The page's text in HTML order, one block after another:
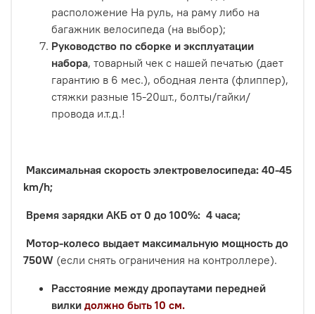
расположение На руль, на раму либо на
багажник велосипеда (на выбор);
Руководство по сборке и эксплуатации
набора, товарный чек с нашей печатью (дает
гарантию в 6 мес.), ободная лента (флиппер),
стяжки разные 15-20шт., болты/гайки/
провода и.т.д.!
Максимальная скорость электровелосипеда: 40-45
km/h;
Время зарядки АКБ от 0 до 100%: 4 часа;
Мотор-колесо выдает максимальную мощность до
750W (если снять ограничения на контроллере).
Расстояние между дропаутами передней
вилки должно быть 10 см.